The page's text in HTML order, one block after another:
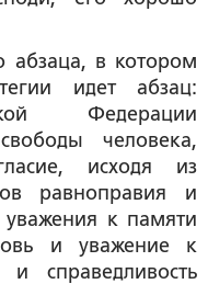
в котором
идет абзац:
Федерации
человека,
исходя из
равноправия и
к памяти
и уважение к
справедливость